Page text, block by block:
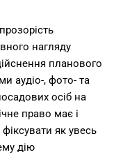
нагляду
планового
аудіо-, фото- та
осіб на
право має і
як увесь
дію